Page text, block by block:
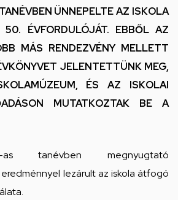
ÜNNEPELTE AZ ISKOLA
50. ÉVFORDULÓJÁT. EBBŐL AZ
MÁS RENDEZVÉNY MELLETT
JELENTETTÜNK MEG,
ÉS AZ ISKOLAI
MUTATKOZTAK BE A
tanévben megnyugtató
lezárult az iskola átfogó